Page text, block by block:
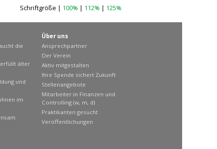
Schriftgröße | 100% | 112% | 125%
die
älter
und
im
Über uns
Ansprechpartner
Der Verein
Aktiv mitgestalten
Ihre Spende sichert Zukunft
Stellenangebote
Mitarbeiter:in Finanzen und
Controlling (w, m, d)
Praktikanten gesucht
Veröffentlichungen